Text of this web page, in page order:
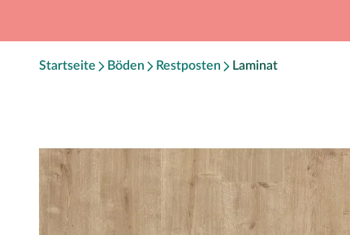
Startseite Böden Restposten Laminat